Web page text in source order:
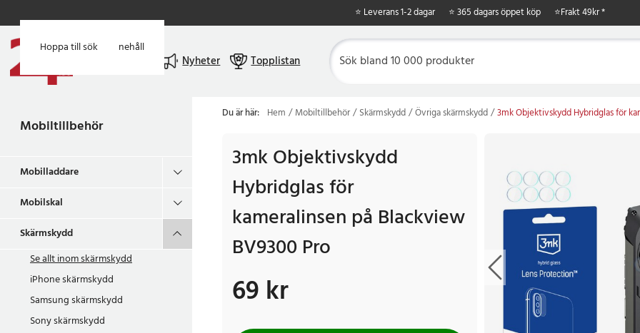
Hoppa till huvudinnehåll
Hoppa till sök
⭐ Leverans 1-2 dagar ⭐ 365 dagars öppet köp ⭐Frakt 49kr *
Nyheter Topplistan
Mobiltillbehör
Mobilladdare
Mobilskal
Skärmskydd
Se allt inomskärmskydd
iPhone skärmskydd
Samsung skärmskydd
Sony skärmskydd
Du är här: Hem Mobiltillbehör Skärmskydd Övriga skärmskydd 3mk Objektivskydd Hybridglas för
3mk Objektivskydd
Hybridglas för
kameralinsen på Blackview
BV9300 Pro
Pris:69 kr
69 kr